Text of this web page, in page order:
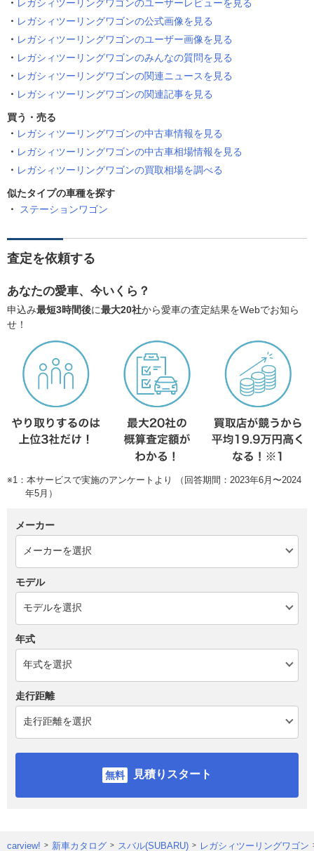
レガシィツーリングワゴンのユーザーレビューを見る
レガシィツーリングワゴンの公式画像を見る
レガシィツーリングワゴンのユーザー画像を見る
レガシィツーリングワゴンのみんなの質問を見る
レガシィツーリングワゴンの関連ニュースを見る
レガシィツーリングワゴンの関連記事を見る
買う・売る
レガシィツーリングワゴンの中古車情報を見る
レガシィツーリングワゴンの中古車相場情報を見る
レガシィツーリングワゴンの買取相場を調べる
似たタイプの車種を探す
ステーションワゴン
査定を依頼する
あなたの愛車、今いくら？
申込み最短3時間後に最大20社から愛車の査定結果をWebでお知ら
せ！
※1：本サービスで実施のアンケートより （回答期間：2023年6月〜2024
年5月）
メーカー
モデル
年式
走行距離
見積りスタート
carview! 新車カタログ スバル(SUBARU) レガシィツーリングワゴン